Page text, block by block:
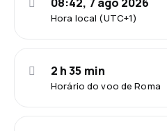
Hora local (UTC+1)
Horário do voo de Roma
2 h 35 min